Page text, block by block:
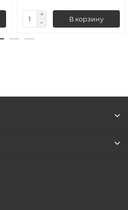
В корзину